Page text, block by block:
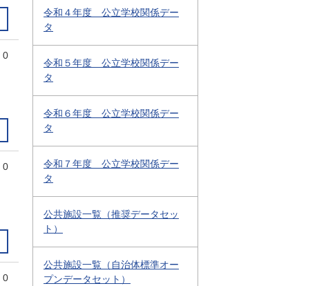
0
0
0
令和４年度 公立学校関係デー
タ
令和５年度 公立学校関係デー
タ
令和６年度 公立学校関係デー
タ
令和７年度 公立学校関係デー
タ
公共施設一覧（推奨データセッ
ト）
公共施設一覧（自治体標準オー
プンデータセット）